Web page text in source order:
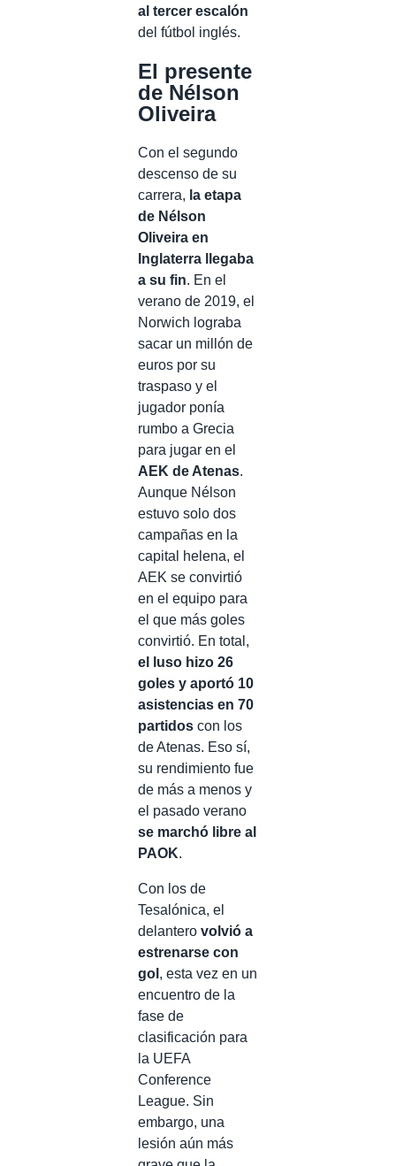
al tercer escalón
del fútbol inglés.
El presente
de Nélson
Oliveira
Con el segundo
descenso de su
carrera, la etapa
de Nélson
Oliveira en
Inglaterra llegaba
a su fin. En el
verano de 2019, el
Norwich lograba
sacar un millón de
euros por su
traspaso y el
jugador ponía
rumbo a Grecia
para jugar en el
AEK de Atenas.
Aunque Nélson
estuvo solo dos
campañas en la
capital helena, el
AEK se convirtió
en el equipo para
el que más goles
convirtió. En total,
el luso hizo 26
goles y aportó 10
asistencias en 70
partidos con los
de Atenas. Eso sí,
su rendimiento fue
de más a menos y
el pasado verano
se marchó libre al
PAOK.
Con los de
Tesalónica, el
delantero volvió a
estrenarse con
gol , esta vez en un
encuentro de la
fase de
clasificación para
la UEFA
Conference
League. Sin
embargo, una
lesión aún más